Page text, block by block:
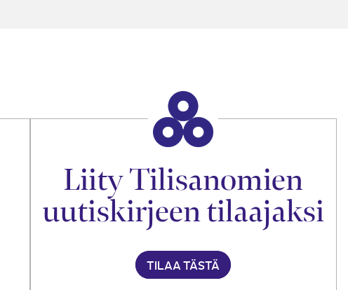
Liity Tilisanomien
uutiskirjeen tilaajaksi
TILAA TÄSTÄ